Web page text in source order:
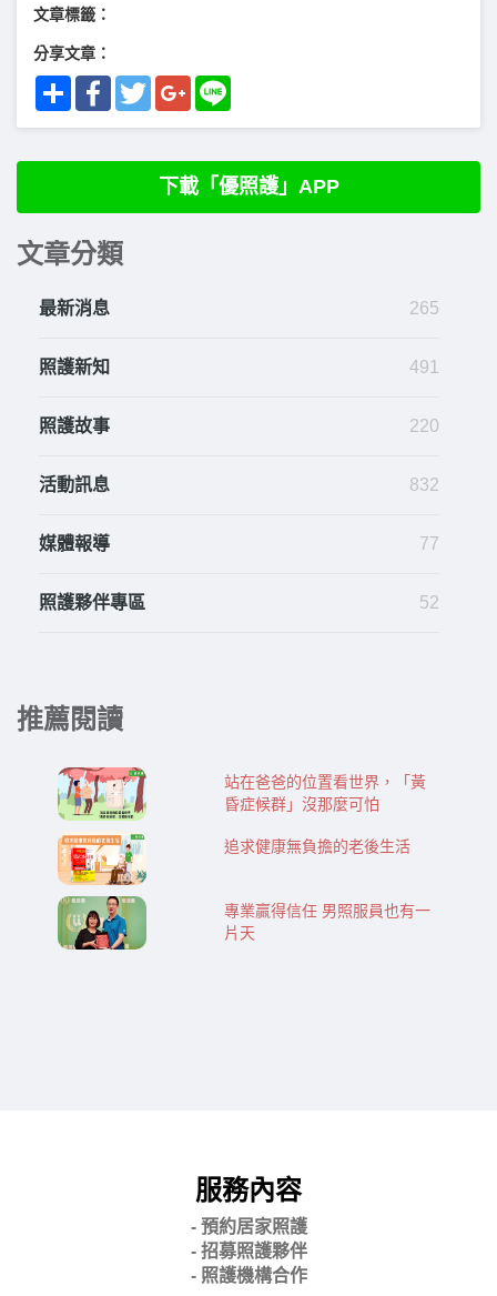
文章標籤：
分享文章：
Share FacebookTwitterGoogle+
下載「優照護」APP
文章分類
最新消息 265
照護新知 491
照護故事 220
活動訊息 832
媒體報導 77
照護夥伴專區 52
推薦閱讀
站在爸爸的位置看世界，「黃
昏症候群」沒那麼可怕
追求健康無負擔的老後生活
專業贏得信任 男照服員也有一
片天
服務內容
- 預約居家照護
- 招募照護夥伴
- 照護機構合作